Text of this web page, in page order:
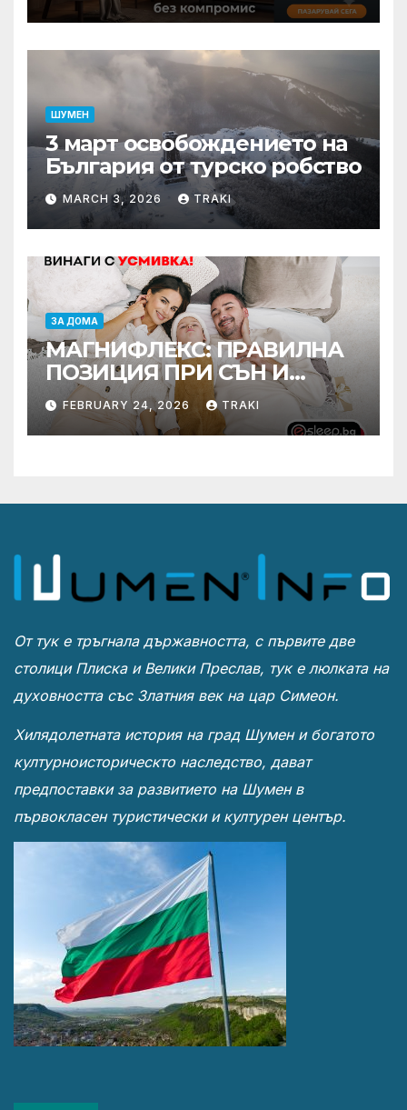
ШУМЕН
3 март освобождението на
България от турско робство
MARCH 3, 2026 TRAKI
ЗА ДОМА
МАГНИФЛЕКС: ПРАВИЛНА
ПОЗИЦИЯ ПРИ СЪН И
ПРОМОЦИЯ В Е-SLEEP.BG
FEBRUARY 24, 2026 TRAKI
От тук е тръгнала държавността, с първите две
столици Плиска и Велики Преслав, тук е люлката на
духовността със Златния век на цар Симеон.
Хилядолетната история на град Шумен и богатото
културноисторическто наследство, дават
предпоставки за развитието на Шумен в
първокласен туристически и културен център.